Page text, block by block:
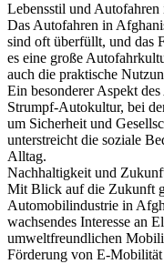
Lebensstil und Autofahren
Das Autofahren in
sind oft überfüllt, und das
es eine große
auch die praktische
Ein besonderer Aspekt
Strumpf-Autokultur, bei
um Sicherheit und
unterstreicht die soziale
Alltag.
Nachhaltigkeit und
Mit Blick auf die Zukunft
Automobilindustrie in
wachsendes Interesse an
umweltfreundlichen
Förderung von E-